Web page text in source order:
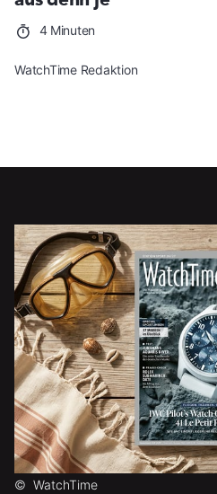
4 Minuten
WatchTime Redaktion
© WatchTime